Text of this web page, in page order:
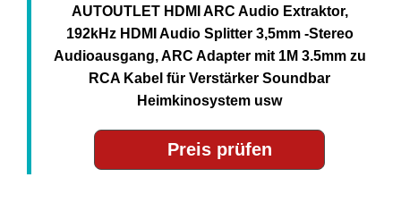
AUTOUTLET HDMI ARC Audio Extraktor,
192kHz HDMI Audio Splitter 3,5mm -Stereo
Audioausgang, ARC Adapter mit 1M 3.5mm zu
RCA Kabel für Verstärker Soundbar
Heimkinosystem usw
Preis prüfen